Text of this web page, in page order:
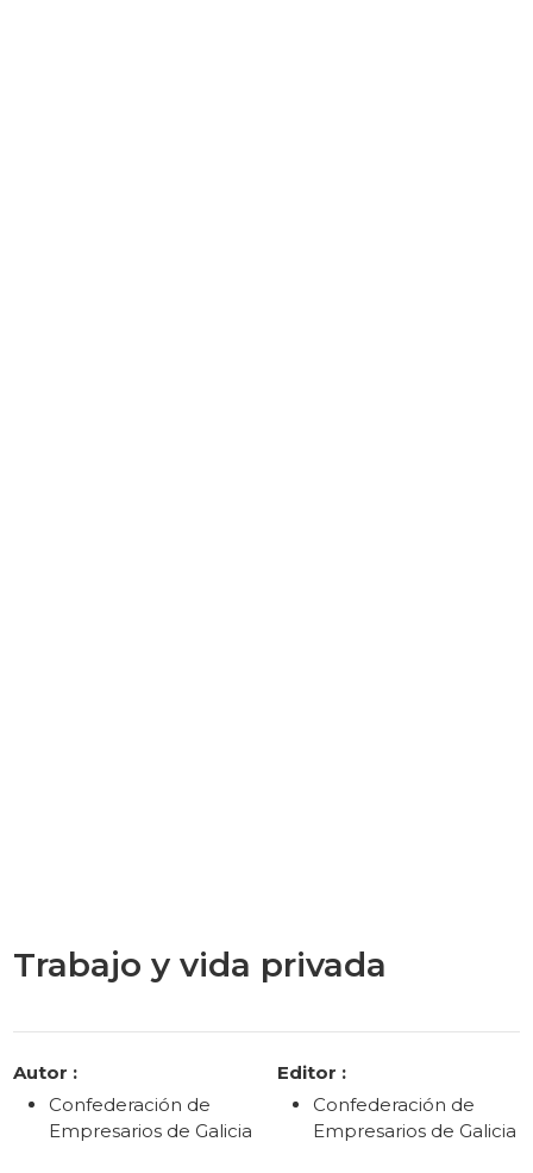
Trabajo y vida privada
Autor :
Confederación de
Empresarios de Galicia
Editor :
Confederación de
Empresarios de Galicia